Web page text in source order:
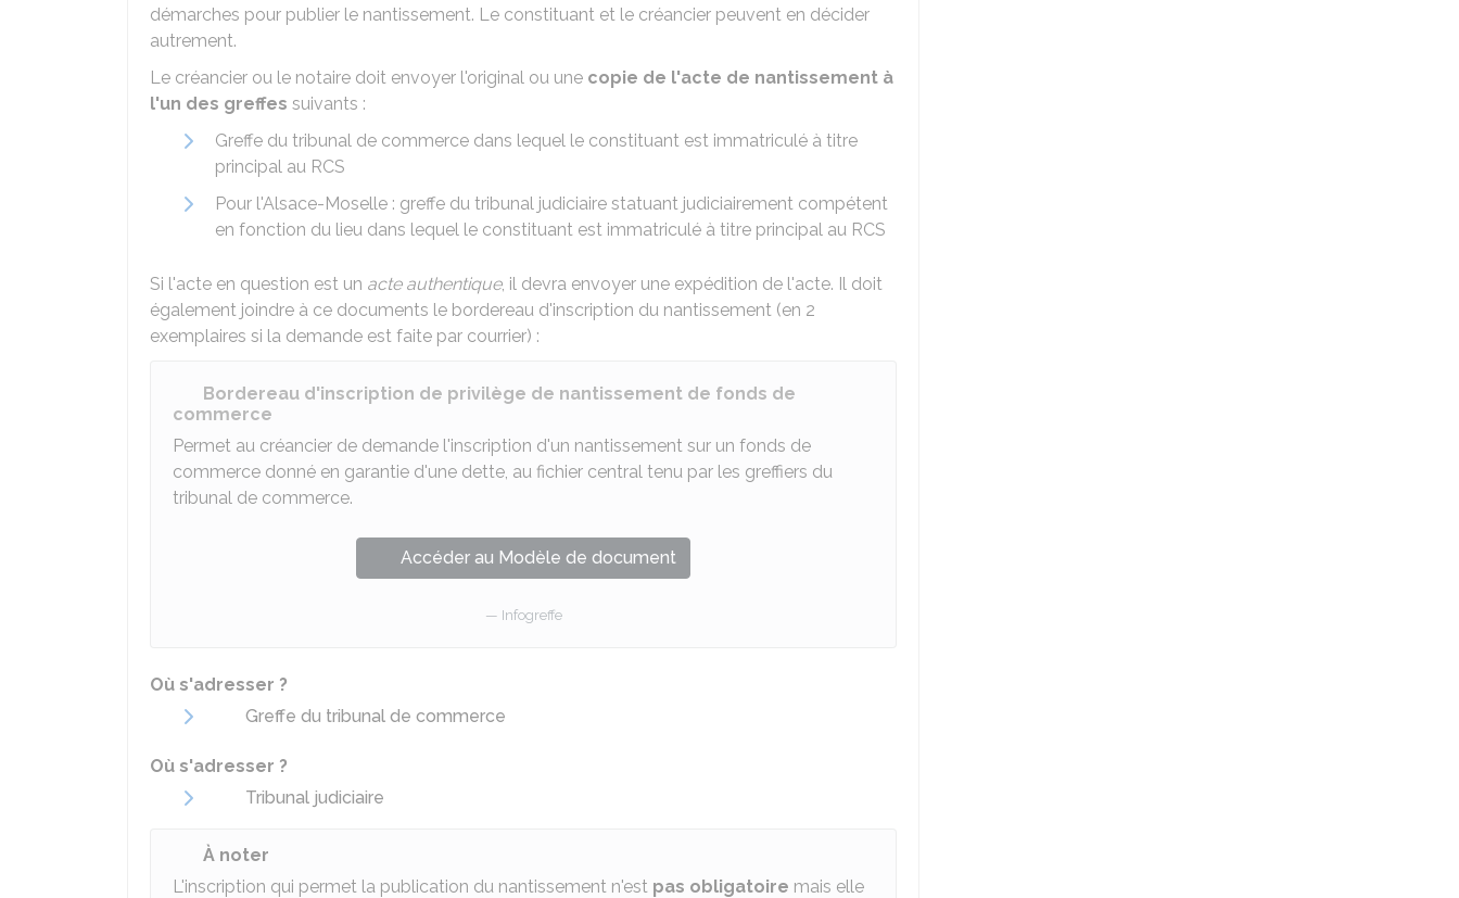
démarches pour publier le nantissement. Le constituant et le créancier peuvent en décider
autrement.
Le créancier ou le notaire doit envoyer l'original ou une copie de l'acte de nantissement à
l'un des greffes suivants :
Greffe du tribunal de commerce dans lequel le constituant est immatriculé à titre
principal au RCS
Pour l'Alsace-Moselle : greffe du tribunal judiciaire statuant judiciairement compétent
en fonction du lieu dans lequel le constituant est immatriculé à titre principal au RCS
Si l'acte en question est un acte authentique, il devra envoyer une expédition de l'acte. Il doit
également joindre à ce documents le bordereau d'inscription du nantissement (en 2
exemplaires si la demande est faite par courrier) :
Bordereau d'inscription de privilège de nantissement de fonds de
commerce
Permet au créancier de demande l'inscription d'un nantissement sur un fonds de
commerce donné en garantie d'une dette, au fichier central tenu par les greffiers du
tribunal de commerce.
Accéder au Modèle de document
Infogreffe
Où s'adresser ?
Greffe du tribunal de commerce
Où s'adresser ?
Tribunal judiciaire
À noter
L'inscription qui permet la publication du nantissement n'est pas obligatoire mais elle